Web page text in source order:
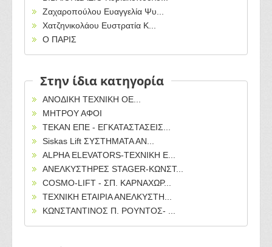
Ζαχαροπούλου Ευαγγελία Ψυ...
Χατζηνικολάου Ευστρατία Κ...
Ο ΠΑΡΙΣ
Στην ίδια κατηγορία
ΑΝΟΔΙΚΗ ΤΕΧΝΙΚΗ ΟΕ...
ΜΗΤΡΟΥ ΑΦΟΙ
TEKAN ΕΠΕ - ΕΓΚΑΤΑΣΤΑΣΕΙΣ...
Siskas Lift ΣΥΣΤΗΜΑΤΑ ΑΝ...
ALPHA ELEVATORS-TEXΝΙΚΗ Ε...
ΑΝΕΛΚΥΣΤΗΡΕΣ STAGER-ΚΩΝΣΤ...
COSMO-LIFT - ΣΠ. ΚΑΡΝΑΧΩΡ...
ΤΕΧΝΙΚΗ ΕΤΑΙΡΙΑ ΑΝΕΛΚΥΣΤΗ...
ΚΩΝΣΤΑΝΤΙΝΟΣ Π. ΡΟΥΝΤΟΣ- ...